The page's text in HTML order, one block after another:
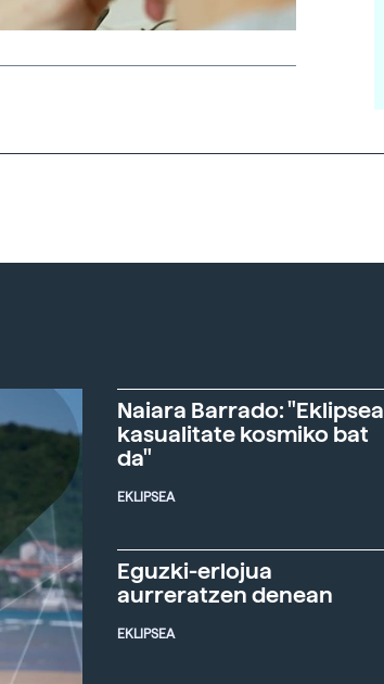
Naiara Barrado: "Eklipsea
kasualitate kosmiko bat
da"
EKLIPSEA
Eguzki-erlojua
aurreratzen denean
EKLIPSEA